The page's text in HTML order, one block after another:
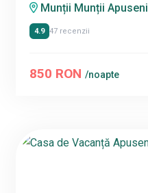
Munții Munții Apuseni
4.9 47 recenzii
850 RON/noapte